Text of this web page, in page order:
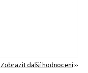
Zobrazit další hodnocení